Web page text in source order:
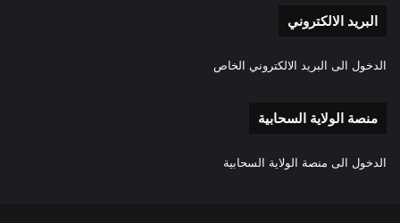
البريد الالكتروني
الدخول الى البريد الالكتروني الخاص
منصة الولاية السحابية
الدخول الى منصة الولاية السحابية